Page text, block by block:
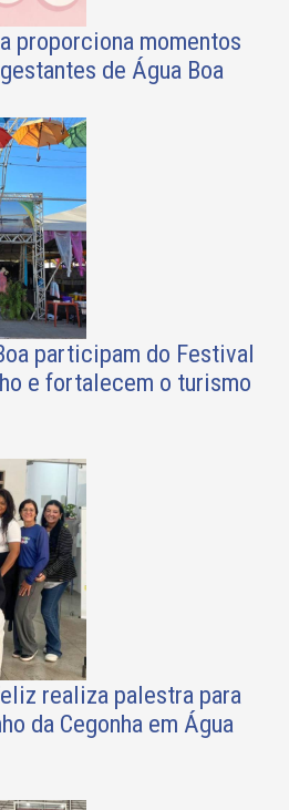
proporciona momentos
de Água Boa
participam do Festival
e fortalecem o turismo
realiza palestra para
da Cegonha em Água